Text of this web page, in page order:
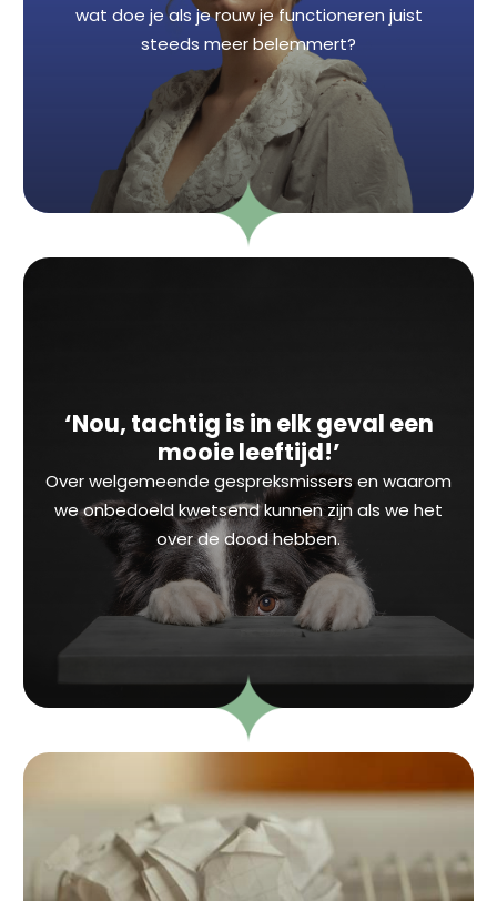
wat doe je als je rouw je functioneren juist
steeds meer belemmert?
‘Nou, tachtig is in elk geval een
mooie leeftijd!’
Over welgemeende gespreksmissers en waarom
we onbedoeld kwetsend kunnen zijn als we het
over de dood hebben.